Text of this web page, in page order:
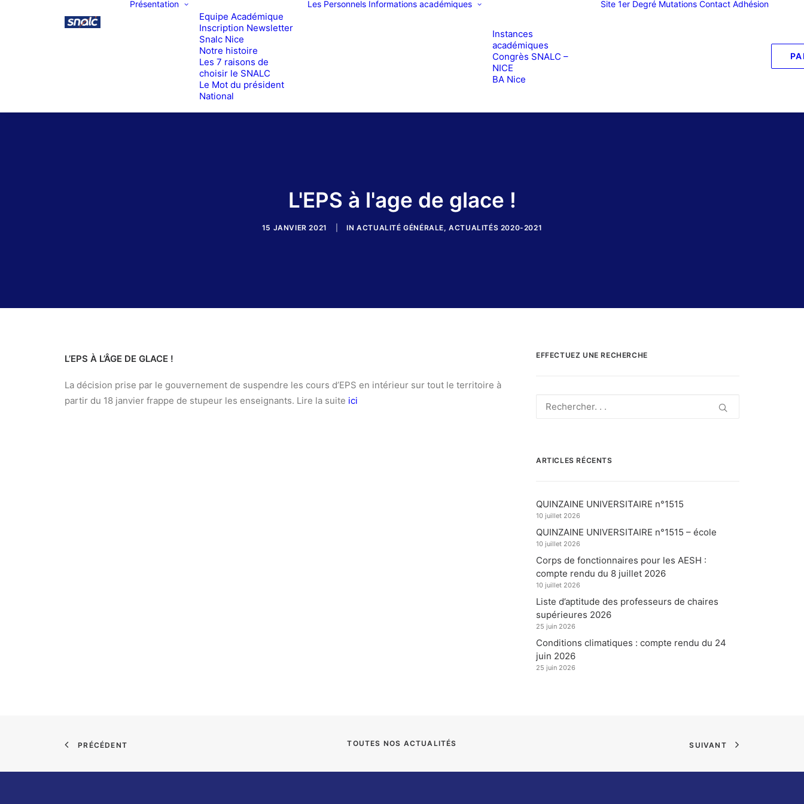
Présentation
Equipe Académique
Inscription Newsletter
Snalc Nice
Notre histoire
Les 7 raisons de
choisir le SNALC
Le Mot du président
National
Les Personnels Informations académiques
Instances
académiques
Congrès SNALC –
NICE
BA Nice
Site 1er Degré Mutations Contact Adhésion
L'EPS à l'age de glace !
15 JANVIER 2021 INACTUALITÉ GÉNÉRALE,ACTUALITÉS 2020-2021
L’EPS À L’ÂGE DE GLACE !
La décision prise par le gouvernement de suspendre les cours d’EPS en intérieur sur tout le territoire à
partir du 18 janvier frappe de stupeur les enseignants. Lire la suite ici
EFFECTUEZ UNE RECHERCHE
ARTICLES RÉCENTS
QUINZAINE UNIVERSITAIRE n°1515
10 juillet 2026
QUINZAINE UNIVERSITAIRE n°1515 – école
10 juillet 2026
Corps de fonctionnaires pour les AESH :
compte rendu du 8 juillet 2026
10 juillet 2026
Liste d’aptitude des professeurs de chaires
supérieures 2026
25 juin 2026
Conditions climatiques : compte rendu du 24
juin 2026
25 juin 2026
PRÉCÉDENT TOUTES NOS ACTUALITÉS SUIVANT